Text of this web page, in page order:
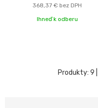
368,37 € bez DPH
Ihneď k odberu
Produkty: 9